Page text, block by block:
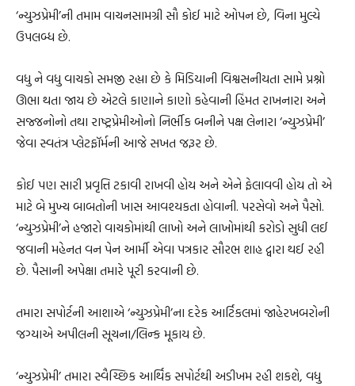
‘ન્યુઝપ્રેમી’ની તમામ વાચનસામગ્રી સૌ કોઈ માટે ઓપન છે, વિના મુલ્યે
ઉપલબ્ધ છે.
વધુ ને વધુ વાચકો સમજી રહ્યા છે કે મિડિયાની વિશ્વસનીયતા સામે પ્રશ્નો
ઊભા થતા જાય છે એટલે કાણાને કાણો કહેવાની હિંમત રાખનારા અને
સજ્જનોનો તથા રાષ્ટ્રપ્રેમીઓનો નિર્ભીક બનીને પક્ષ લેનારા ‘ન્યુઝપ્રેમી’
જેવા સ્વતંત્ર પ્લેટફૉર્મની આજે સખત જરૂર છે.
કોઈ પણ સારી પ્રવૃત્તિ ટકાવી રાખવી હોય અને એને ફેલાવવી હોય તો એ
માટે બે મુખ્ય બાબતોની ખાસ આવશ્યકતા હોવાની. પરસેવો અને પૈસો.
‘ન્યુઝપ્રેમી’ને હજારો વાચકોમાંથી લાખો અને લાખોમાંથી કરોડો સુધી લઈ
જવાની મહેનત વન પેન આર્મી એવા પત્રકાર સૌરભ શાહ દ્વારા થઈ રહી
છે. પૈસાની અપેક્ષા તમારે પૂરી કરવાની છે.
તમારા સપોર્ટની આશાએ ‘ન્યુઝપ્રેમી’ના દરેક આર્ટિકલમાં જાહેરખબરોની
જગ્યાએ અપીલની સૂચના/લિન્ક મૂકાય છે.
‘ન્યુઝપ્રેમી’ તમારા સ્વૈચ્છિક આર્થિક સપોર્ટથી અડીખમ રહી શકશે, વધુ